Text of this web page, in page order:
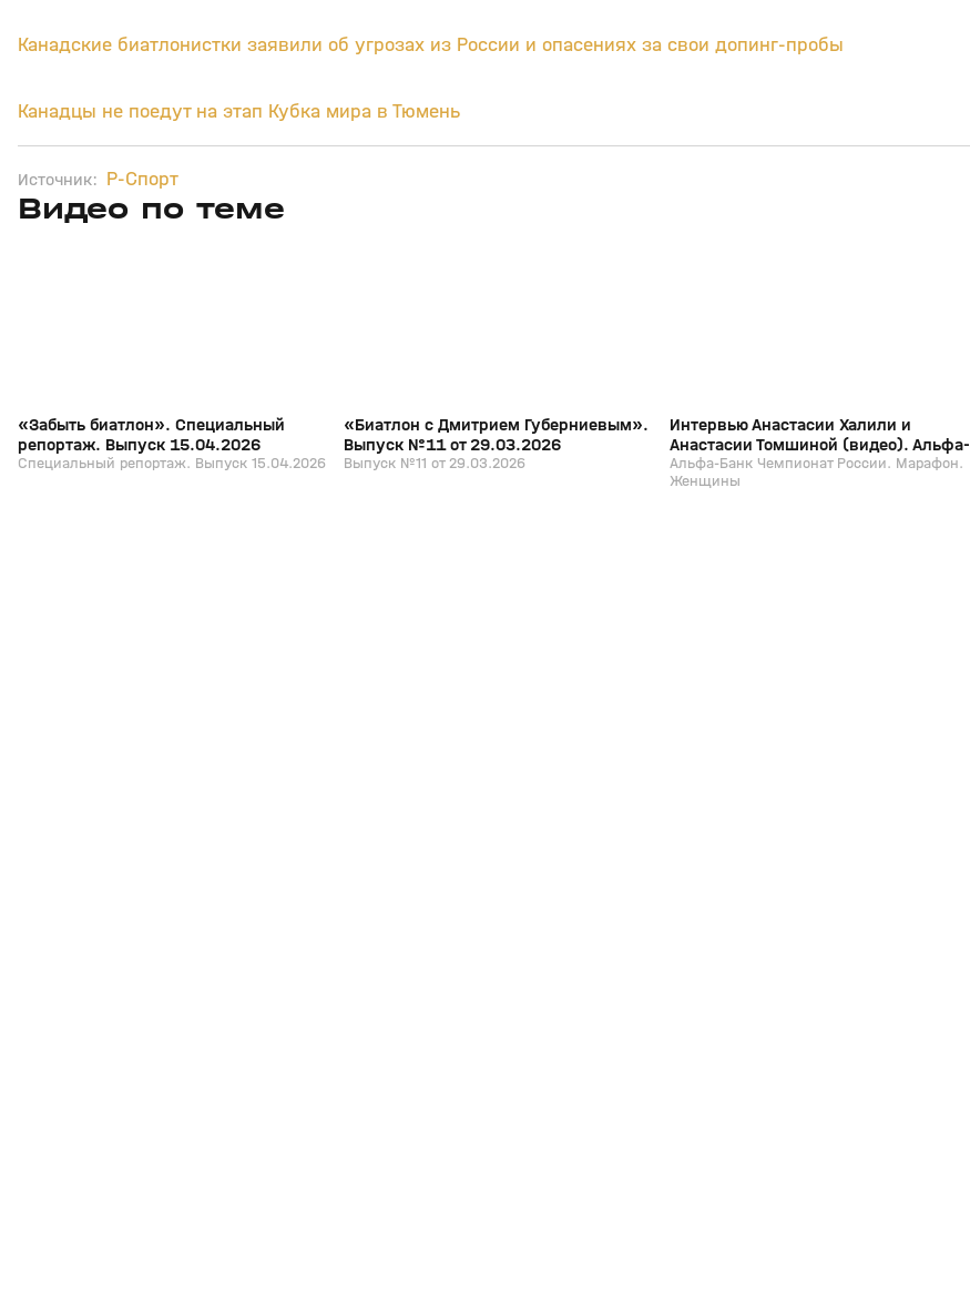
Канадские биатлонистки заявили об угрозах из России и опасениях за свои допинг-пробы
Канадцы не поедут на этап Кубка мира в Тюмень
Источник: Р-Спорт
Видео по теме
15 апр, 13:09
«Забыть биатлон». Специальный
репортаж. Выпуск 15.04.2026
Специальный репортаж. Выпуск 15.04.2026
«Биатлон с Дмитрием Губерниевым».
Выпуск №11 от 29.03.2026
Выпуск №11 от 29.03.2026
Интервью Анастасии Халили и
Анастасии Томшиной (видео). Альфа-
Банк Чемпионат России. Марафон.
Женщины
Альфа-Банк Чемпионат России. Марафон.
Женщины